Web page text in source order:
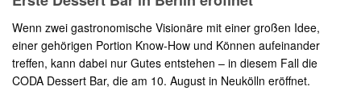
Wenn zwei gastronomische Visionäre mit einer großen Idee,
einer gehörigen Portion Know-How und Können aufeinander
treffen, kann dabei nur Gutes entstehen – in diesem Fall die
CODA Dessert Bar, die am 10. August in Neukölln eröffnet.